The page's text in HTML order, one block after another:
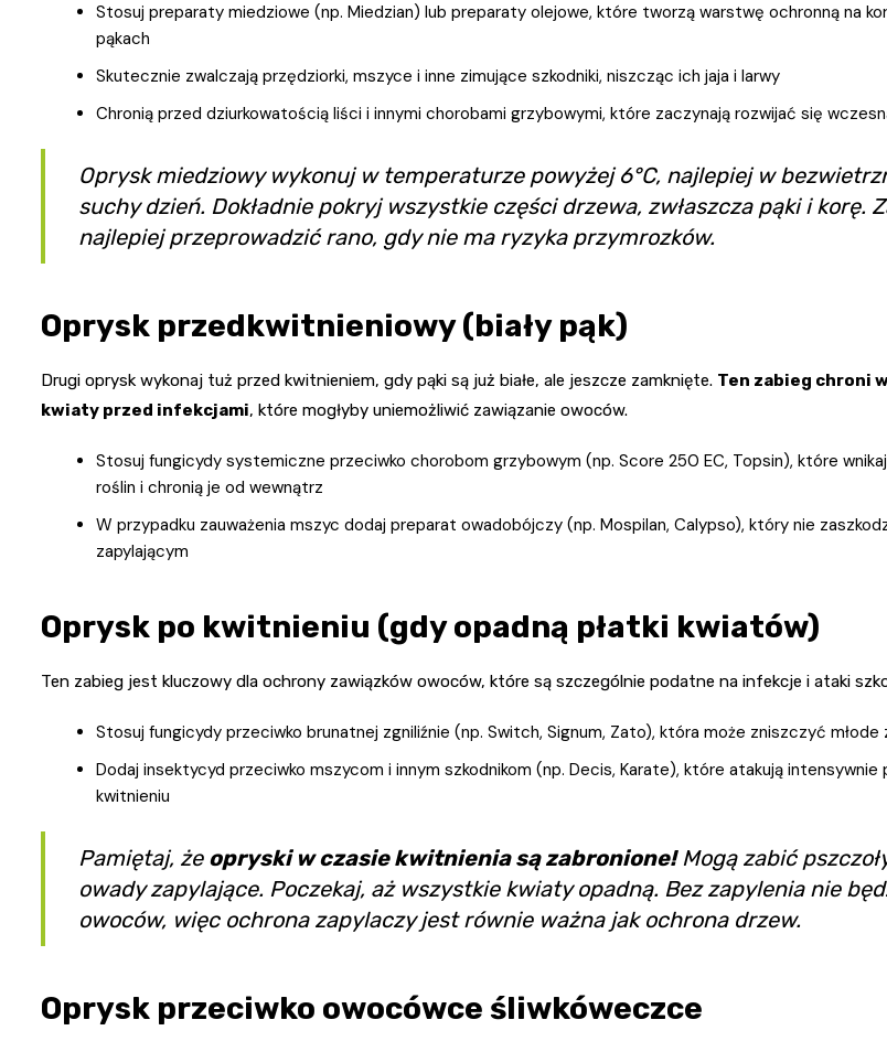
Stosuj preparaty miedziowe (np. Miedzian) lub preparaty olejowe, które tworzą warstwę ochronną na
pąkach
Skutecznie zwalczają przędziorki, mszyce i inne zimujące szkodniki, niszcząc ich jaja i larwy
Chronią przed dziurkowatością liści i innymi chorobami grzybowymi, które zaczynają rozwijać się
Oprysk miedziowy wykonuj w temperaturze powyżej 6°C, najlepiej w
suchy dzień. Dokładnie pokryj wszystkie części drzewa, zwłaszcza pąki i korę.
najlepiej przeprowadzić rano, gdy nie ma ryzyka przymrozków.
Oprysk przedkwitnieniowy (biały pąk)
Drugi oprysk wykonaj tuż przed kwitnieniem, gdy pąki są już białe, ale jeszcze zamknięte. Ten zabieg chroni
kwiaty przed infekcjami, które mogłyby uniemożliwić zawiązanie owoców.
Stosuj fungicydy systemiczne przeciwko chorobom grzybowym (np. Score 250 EC, Topsin), które
roślin i chronią je od wewnątrz
W przypadku zauważenia mszyc dodaj preparat owadobójczy (np. Mospilan, Calypso), który nie
zapylającym
Oprysk po kwitnieniu (gdy opadną płatki kwiatów)
Ten zabieg jest kluczowy dla ochrony zawiązków owoców, które są szczególnie podatne na infekcje i ataki
Stosuj fungicydy przeciwko brunatnej zgniliźnie (np. Switch, Signum, Zato), która może zniszczyć młode
Dodaj insektycyd przeciwko mszycom i innym szkodnikom (np. Decis, Karate), które atakują intensywnie
kwitnieniu
Pamiętaj, że opryski w czasie kwitnienia są zabronione!Mogą zabić
owady zapylające. Poczekaj, aż wszystkie kwiaty opadną. Bez zapylenia nie
owoców, więc ochrona zapylaczy jest równie ważna jak ochrona drzew.
Oprysk przeciwko owocówce śliwkóweczce